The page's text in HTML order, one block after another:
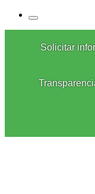
Solicitar